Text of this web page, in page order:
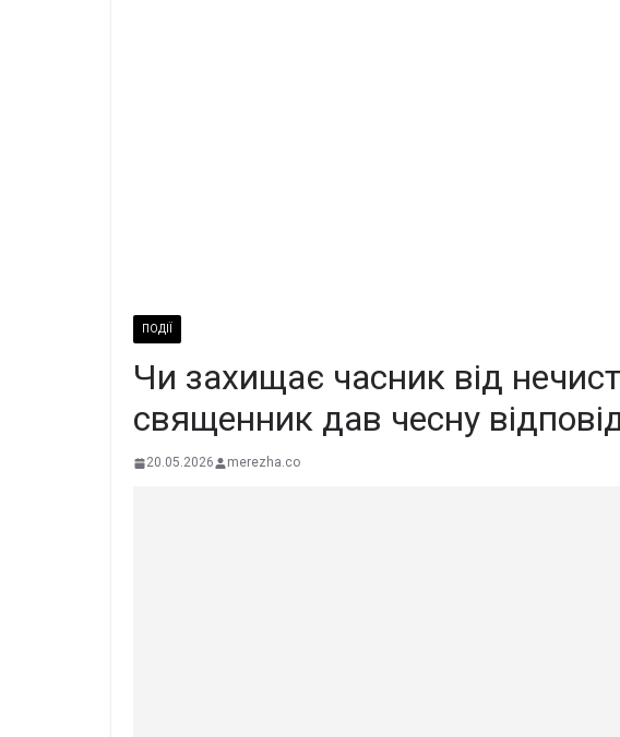
ПОДІЇ
Чи захищає часник від
священник дав чесну
20.05.2026 merezha.co